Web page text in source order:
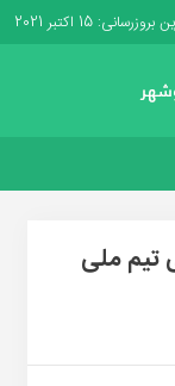
15 اکتبر 2021
تیم ملی